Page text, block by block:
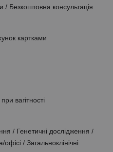
/ Безкоштовна консультація
картками
вагітності
/ Генетичні дослідження /
офісі / Загальноклінічні